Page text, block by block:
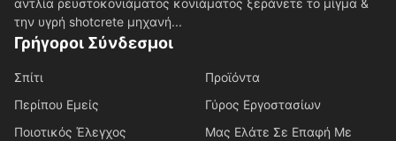
αντλία ρευστοκονιάματος κονιάματος ξεράνετε το μίγμα &
την υγρή shotcrete μηχανή...
Γρήγοροι Σύνδεσμοι
Σπίτι
Προϊόντα
Περίπου Εμείς
Γύρος Εργοστασίων
Ποιοτικός Έλεγχος
Μας Ελάτε Σε Επαφή Με